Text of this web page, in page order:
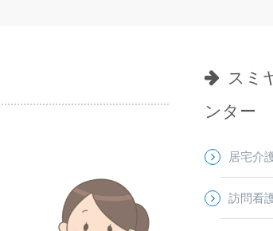
スミ
ンター
居宅介
訪問看